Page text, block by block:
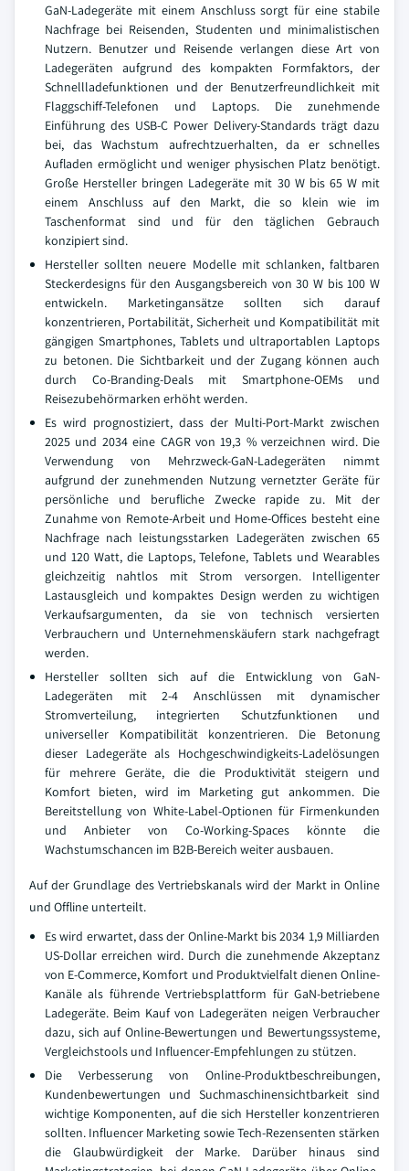
GaN-Ladegeräte mit einem Anschluss sorgt für eine stabile
Nachfrage bei Reisenden, Studenten und minimalistischen
Nutzern. Benutzer und Reisende verlangen diese Art von
Ladegeräten aufgrund des kompakten Formfaktors, der
Schnellladefunktionen und der Benutzerfreundlichkeit mit
Flaggschiff-Telefonen und Laptops. Die zunehmende
Einführung des USB-C Power Delivery-Standards trägt dazu
bei, das Wachstum aufrechtzuerhalten, da er schnelles
Aufladen ermöglicht und weniger physischen Platz benötigt.
Große Hersteller bringen Ladegeräte mit 30 W bis 65 W mit
einem Anschluss auf den Markt, die so klein wie im
Taschenformat sind und für den täglichen Gebrauch
konzipiert sind.
Hersteller sollten neuere Modelle mit schlanken, faltbaren
Steckerdesigns für den Ausgangsbereich von 30 W bis 100 W
entwickeln. Marketingansätze sollten sich darauf
konzentrieren, Portabilität, Sicherheit und Kompatibilität mit
gängigen Smartphones, Tablets und ultraportablen Laptops
zu betonen. Die Sichtbarkeit und der Zugang können auch
durch Co-Branding-Deals mit Smartphone-OEMs und
Reisezubehörmarken erhöht werden.
Es wird prognostiziert, dass der Multi-Port-Markt zwischen
2025 und 2034 eine CAGR von 19,3 % verzeichnen wird. Die
Verwendung von Mehrzweck-GaN-Ladegeräten nimmt
aufgrund der zunehmenden Nutzung vernetzter Geräte für
persönliche und berufliche Zwecke rapide zu. Mit der
Zunahme von Remote-Arbeit und Home-Offices besteht eine
Nachfrage nach leistungsstarken Ladegeräten zwischen 65
und 120 Watt, die Laptops, Telefone, Tablets und Wearables
gleichzeitig nahtlos mit Strom versorgen. Intelligenter
Lastausgleich und kompaktes Design werden zu wichtigen
Verkaufsargumenten, da sie von technisch versierten
Verbrauchern und Unternehmenskäufern stark nachgefragt
werden.
Hersteller sollten sich auf die Entwicklung von GaN-
Ladegeräten mit 2-4 Anschlüssen mit dynamischer
Stromverteilung, integrierten Schutzfunktionen und
universeller Kompatibilität konzentrieren. Die Betonung
dieser Ladegeräte als Hochgeschwindigkeits-Ladelösungen
für mehrere Geräte, die die Produktivität steigern und
Komfort bieten, wird im Marketing gut ankommen. Die
Bereitstellung von White-Label-Optionen für Firmenkunden
und Anbieter von Co-Working-Spaces könnte die
Wachstumschancen im B2B-Bereich weiter ausbauen.
Auf der Grundlage des Vertriebskanals wird der Markt in Online
und Offline unterteilt.
Es wird erwartet, dass der Online-Markt bis 2034 1,9 Milliarden
US-Dollar erreichen wird. Durch die zunehmende Akzeptanz
von E-Commerce, Komfort und Produktvielfalt dienen Online-
Kanäle als führende Vertriebsplattform für GaN-betriebene
Ladegeräte. Beim Kauf von Ladegeräten neigen Verbraucher
dazu, sich auf Online-Bewertungen und Bewertungssysteme,
Vergleichstools und Influencer-Empfehlungen zu stützen.
Die Verbesserung von Online-Produktbeschreibungen,
Kundenbewertungen und Suchmaschinensichtbarkeit sind
wichtige Komponenten, auf die sich Hersteller konzentrieren
sollten. Influencer Marketing sowie Tech-Rezensenten stärken
die Glaubwürdigkeit der Marke. Darüber hinaus sind